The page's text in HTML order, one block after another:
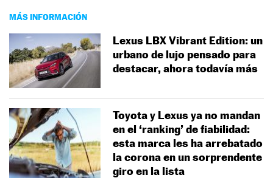
MÁS INFORMACIÓN
Lexus LBX Vibrant Edition: un
urbano de lujo pensado para
destacar, ahora todavía más
Toyota y Lexus ya no mandan
en el ‘ranking’ de fiabilidad:
esta marca les ha arrebatado
la corona en un sorprendente
giro en la lista